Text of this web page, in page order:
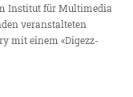
Institut für Multimedia
veranstalteten
mit einem «Digezz-